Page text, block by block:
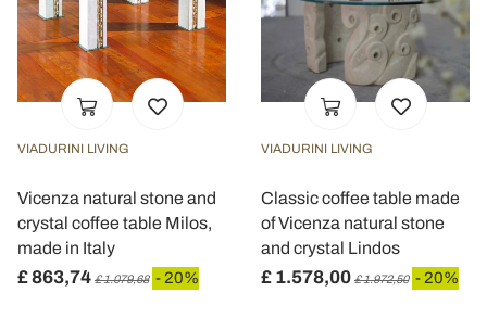
VIADURINI LIVING
Vicenza natural stone and
crystal coffee table Milos,
made in Italy
£ 863,74 £ 1.079,68 - 20%
VIADURINI LIVING
Classic coffee table made
of Vicenza natural stone
and crystal Lindos
£ 1.578,00 £ 1.972,50 - 20%